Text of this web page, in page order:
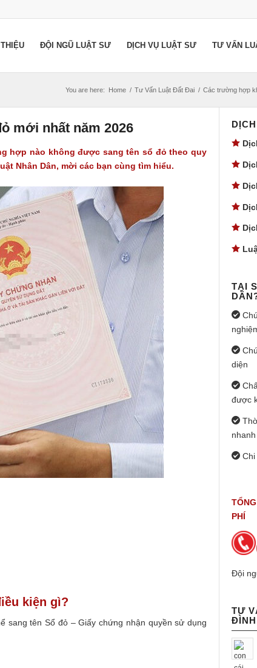
ĐỘI NGŨ LUẬT SƯ DỊCH VỤ LUẬT SƯ TƯ VẤN
You are here: Home / Tư Vấn Luật Đất Đai / Các trường hợp
mới nhất năm 2026
hợp nào không được sang tên sổ đỏ theo quy
Nhân Dân, mời các bạn cùng tìm hiểu.
kiện gì?
sang tên Sổ đỏ – Giấy chứng nhận quyền sử dụng
TẠI
diện
được
PHÍ
Đội
TƯ
ĐÌNH